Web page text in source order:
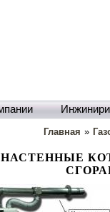
Главная »
НАСТЕННЫЕ